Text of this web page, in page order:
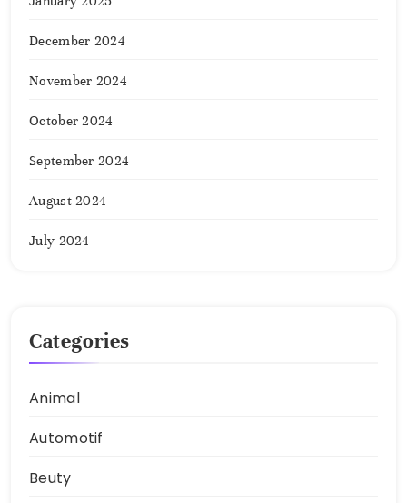
December 2024
November 2024
October 2024
September 2024
August 2024
July 2024
Categories
Animal
Automotif
Beuty